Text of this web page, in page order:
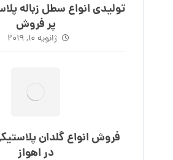
تولیدی انواع سطل زباله
پر فروش
ژانویه 10, 2019
فروش انواع گلدان
در اهواز